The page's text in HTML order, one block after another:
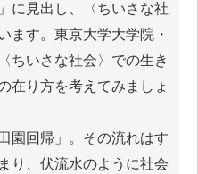
に見出し、〈ちいさな社
ます。東京大学大学院・
ちいさな社会〉での生き
在り⽅を考えてみましょ
園回帰」。その流れはす
り、伏流水のように社会